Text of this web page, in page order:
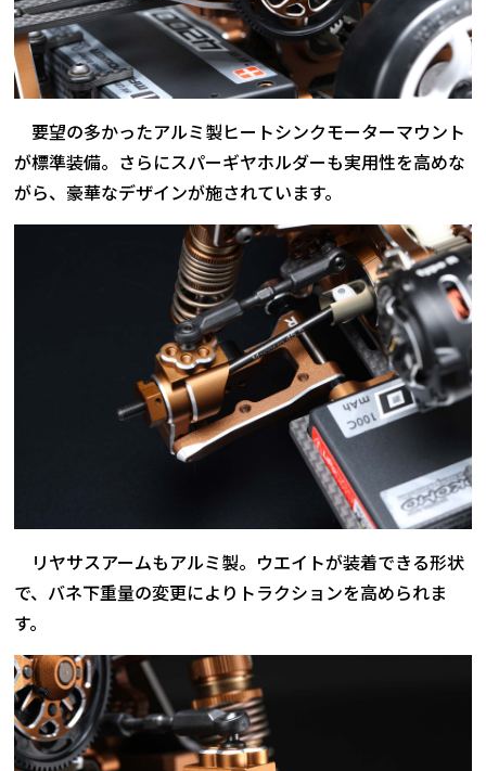
要望の多かったアルミ製ヒートシンクモーターマウント
が標準装備。さらにスパーギヤホルダーも実用性を高めな
がら、豪華なデザインが施されています。
リヤサスアームもアルミ製。ウエイトが装着できる形状
で、バネ下重量の変更によりトラクションを高められま
す。